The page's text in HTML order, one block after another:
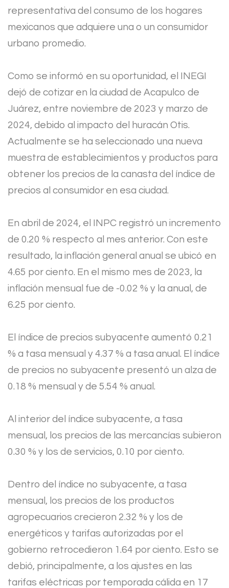
representativa del consumo de los hogares
mexicanos que adquiere una o un consumidor
urbano promedio.
Como se informó en su oportunidad, el INEGI
dejó de cotizar en la ciudad de Acapulco de
Juárez, entre noviembre de 2023 y marzo de
2024, debido al impacto del huracán Otis.
Actualmente se ha seleccionado una nueva
muestra de establecimientos y productos para
obtener los precios de la canasta del índice de
precios al consumidor en esa ciudad.
En abril de 2024, el INPC registró un incremento
de 0.20 % respecto al mes anterior. Con este
resultado, la inflación general anual se ubicó en
4.65 por ciento. En el mismo mes de 2023, la
inflación mensual fue de -0.02 % y la anual, de
6.25 por ciento.
El índice de precios subyacente aumentó 0.21
% a tasa mensual y 4.37 % a tasa anual. El índice
de precios no subyacente presentó un alza de
0.18 % mensual y de 5.54 % anual.
Al interior del índice subyacente, a tasa
mensual, los precios de las mercancías subieron
0.30 % y los de servicios, 0.10 por ciento.
Dentro del índice no subyacente, a tasa
mensual, los precios de los productos
agropecuarios crecieron 2.32 % y los de
energéticos y tarifas autorizadas por el
gobierno retrocedieron 1.64 por ciento. Esto se
debió, principalmente, a los ajustes en las
tarifas eléctricas por temporada cálida en 17